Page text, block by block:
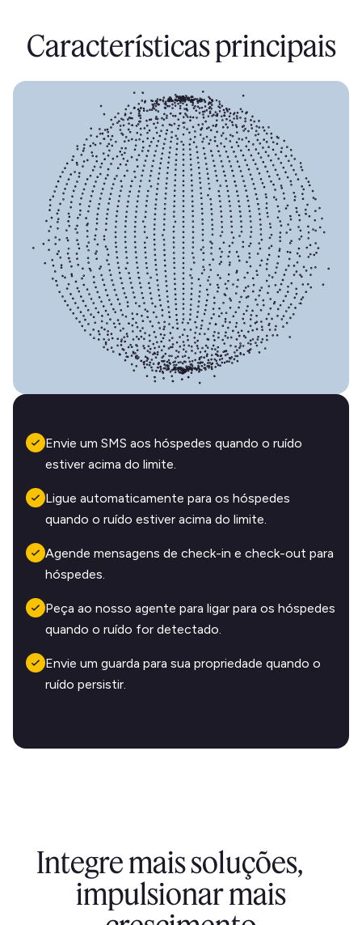
Características principais
Envie um SMS aos hóspedes quando o ruído
estiver acima do limite.
Ligue automaticamente para os hóspedes
quando o ruído estiver acima do limite.
Agende mensagens de check-in e check-out para
hóspedes.
Peça ao nosso agente para ligar para os hóspedes
quando o ruído for detectado.
Envie um guarda para sua propriedade quando o
ruído persistir.
Integre mais soluções,
impulsionar mais